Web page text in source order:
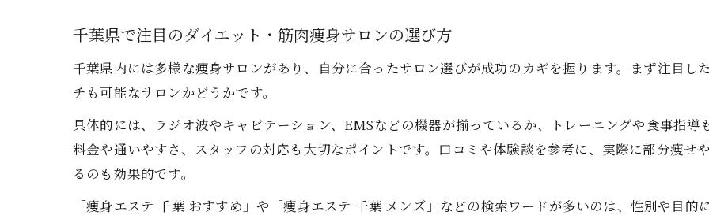
千葉県で注目のダイエット・筋肉痩身サロンの選び方
千葉県内には多様な痩身サロンがあり、自分に合ったサロン選びが成功のカギを握ります。まず注目し
チも可能なサロンかどうかです。
具体的には、ラジオ波やキャビテーション、EMSなどの機器が揃っているか、トレーニングや食事指
料金や通いやすさ、スタッフの対応も大切なポイントです。口コミや体験談を参考に、実際に部分痩せ
るのも効果的です。
「痩身エステ 千葉 おすすめ」や「痩身エステ 千葉 メンズ」などの検索ワードが多いのは、性別や目